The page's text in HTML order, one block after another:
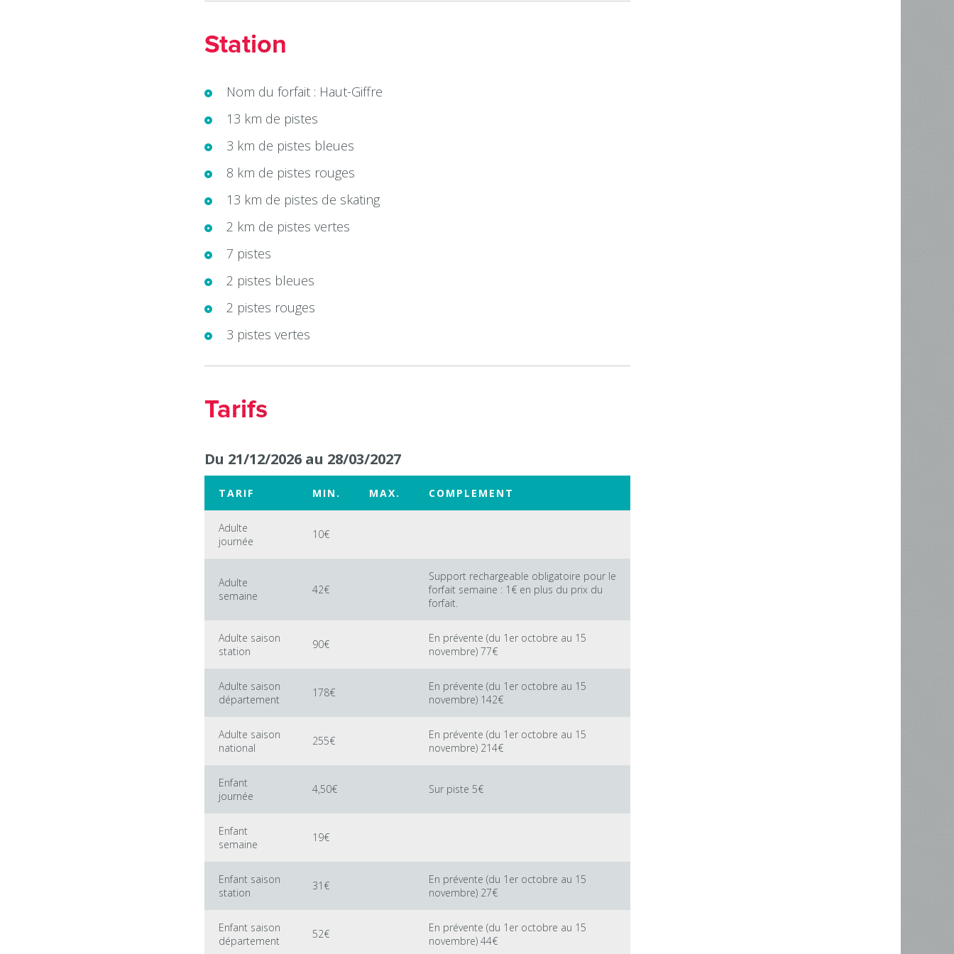
Station
Nom du forfait : Haut-Giffre
13 km de pistes
3 km de pistes bleues
8 km de pistes rouges
13 km de pistes de skating
2 km de pistes vertes
7 pistes
2 pistes bleues
2 pistes rouges
3 pistes vertes
Tarifs
Du 21/12/2026 au 28/03/2027
TARIF MIN. MAX. COMPLEMENT
Adulte
journée
10€
Adulte
semaine
42€
Support rechargeable obligatoire pour le
forfait semaine : 1€ en plus du prix du
forfait.
Adulte saison
station
90€
En prévente (du 1er octobre au 15
novembre) 77€
Adulte saison
département
178€
En prévente (du 1er octobre au 15
novembre) 142€
Adulte saison
national
255€
En prévente (du 1er octobre au 15
novembre) 214€
Enfant
journée
4,50€ Sur piste 5€
Enfant
semaine
19€
Enfant saison
station
31€
En prévente (du 1er octobre au 15
novembre) 27€
Enfant saison
département
52€
En prévente (du 1er octobre au 15
novembre) 44€